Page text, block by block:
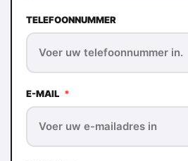
TELEFOONNUMMER
E-MAIL *